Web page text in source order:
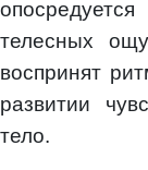
телесных
воспринят
развитии
тело.